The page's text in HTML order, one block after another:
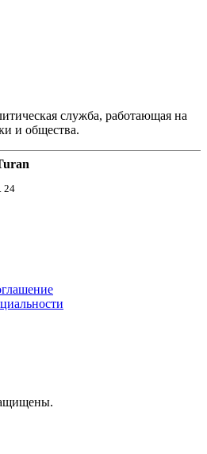
служба, работающая на
и общества.
24